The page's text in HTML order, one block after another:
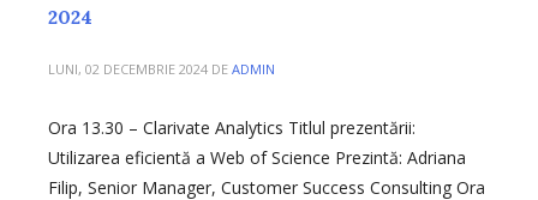
2024
LUNI, 02 DECEMBRIE 2024 DE ADMIN
Ora 13.30 – Clarivate Analytics Titlul prezentării:
Utilizarea eficientă a Web of Science Prezintă: Adriana
Filip, Senior Manager, Customer Success Consulting Ora